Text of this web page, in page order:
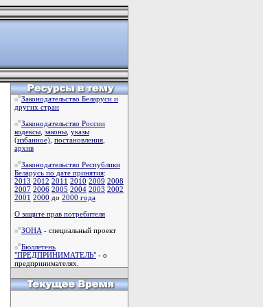
Законодательство Беларуси и
других стран
Законодательство России
кодексы законы указы
(избанное) постановления
архив
Законодательство Республики
Беларусь по дате принятия:
2013 2012 2011 2010 2009 2008
2007 2006 2005 2004 2003 2002
2001 2000 до 2000 года
О защите прав потребителя
ЗОНА - специальный проект
Бюллетень
"ПРЕДПРИНИМАТЕЛЬ" - о
предпринимателях.